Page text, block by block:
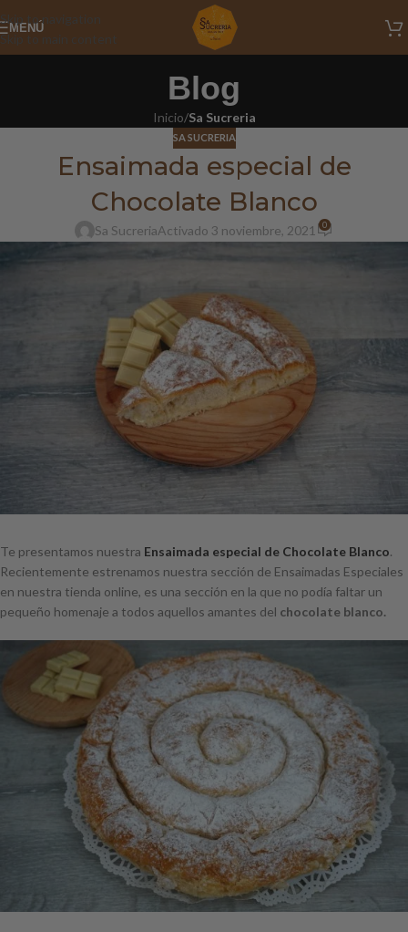
Skip to navigation
Skip to main content
MENÚ
Blog
Inicio/Sa Sucreria
SA SUCRERIA
Ensaimada especial de
Chocolate Blanco
Sa SucreriaActivado 3 noviembre, 2021 0
Te presentamos nuestra Ensaimada especial de Chocolate Blanco.
Recientemente estrenamos nuestra sección de Ensaimadas Especiales
en nuestra tienda online, es una sección en la que no podía faltar un
pequeño homenaje a todos aquellos amantes del chocolate blanco.